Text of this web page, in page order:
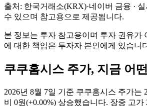
출처: 한국거래소(KRX)·네이버 금융 ·
수 있으며 참고용으로 제공됩니다.
본 정보는 투자 참고용이며 투자 권유가
에 대한 책임은 투자자 본인에게 있습니
쿠쿠홈시스 주가, 지금 어
2026년 8월 7일 기준 쿠쿠홈시스 주가는
비 0원(+0.00%) 상승했습니다. 장중 고가